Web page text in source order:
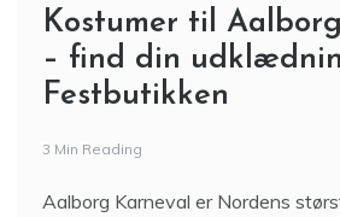
Kostumer til
– find din
Festbutikken
3 Min Reading
Aalborg Karneval er Nordens